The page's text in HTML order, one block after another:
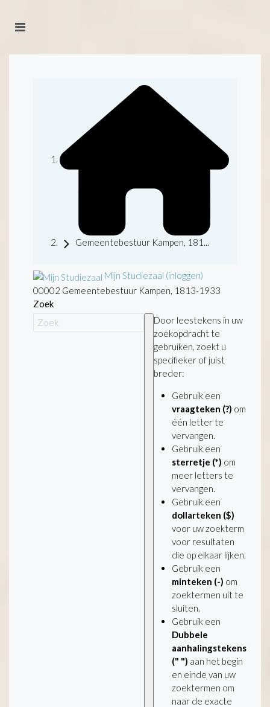
Gemeentebestuur Kampen, 181...
Mijn Studiezaal (inloggen)
00002 Gemeentebestuur Kampen, 1813-1933
Zoek
Door leestekens in uw
zoekopdracht te
gebruiken, zoekt u
specifieker of juist
breder:
Gebruik een
vraagteken (?) om
één letter te
vervangen.
Gebruik een
sterretje (*) om
meer letters te
vervangen.
Gebruik een
dollarteken ($)
voor uw zoekterm
voor resultaten
die op elkaar lijken.
Gebruik een
minteken (-) om
zoektermen uit te
sluiten.
Gebruik een
Dubbele
aanhalingstekens
(" ") aan het begin
en einde van uw
zoektermen om
naar de exacte